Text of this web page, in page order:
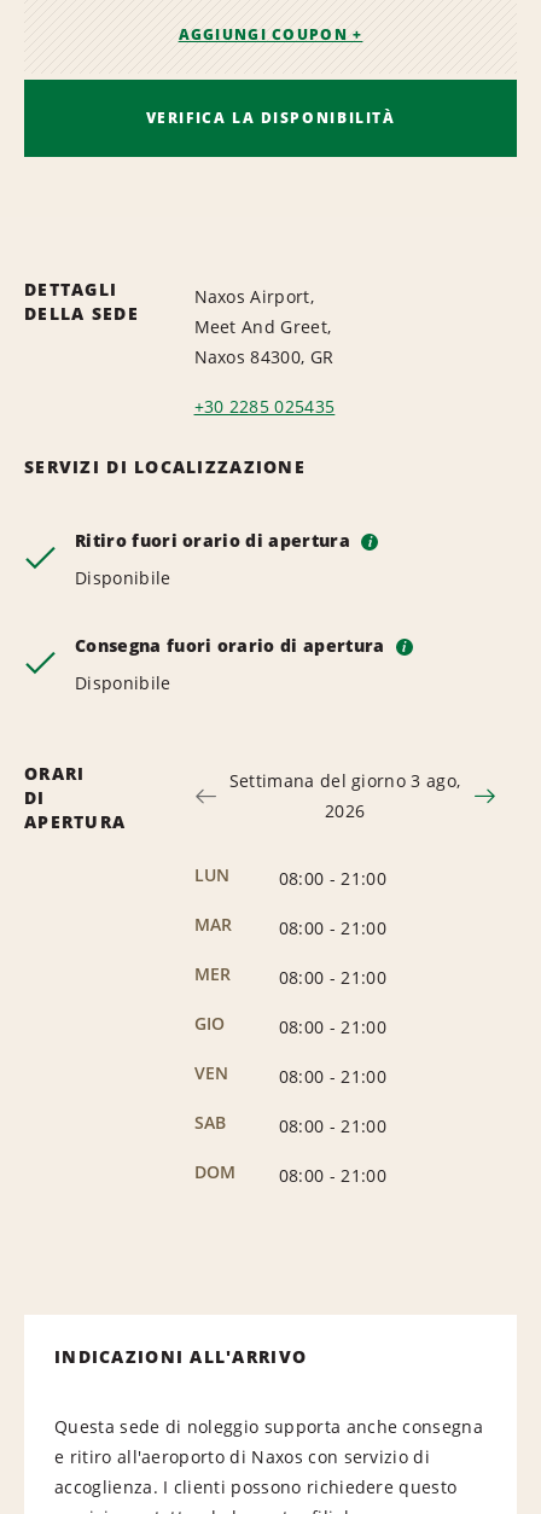
AGGIUNGI COUPON +
VERIFICA LA DISPONIBILITÀ
DETTAGLI
DELLA SEDE
Naxos Airport,
Meet And Greet,
Naxos 84300, GR
+30 2285 025435
SERVIZI DI LOCALIZZAZIONE
Ritiro fuori orario di apertura i
Disponibile
Consegna fuori orario di apertura i
Disponibile
ORARI
DI
APERTURA
Settimana del giorno 3 ago,
2026
LUN 08:00 - 21:00
MAR
08:00 - 21:00
MER
08:00 - 21:00
GIO
08:00 - 21:00
VEN
08:00 - 21:00
SAB
08:00 - 21:00
DOM
08:00 - 21:00
INDICAZIONI ALL'ARRIVO
Questa sede di noleggio supporta anche consegna
e ritiro all'aeroporto di Naxos con servizio di
accoglienza. I clienti possono richiedere questo